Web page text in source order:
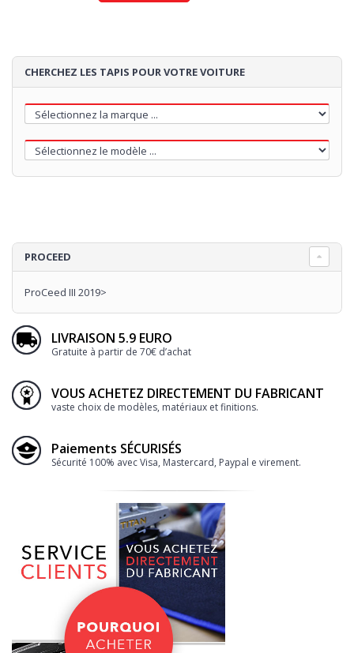
CHERCHEZ LES TAPIS POUR VOTRE VOITURE
PROCEED
ProCeed III 2019>
LIVRAISON 5.9 EURO
Gratuite à partir de 70€ d’achat
VOUS ACHETEZ DIRECTEMENT DU FABRICANT
vaste choix de modèles, matériaux et finitions.
Paiements SÉCURISÉS
Sécurité 100% avec Visa, Mastercard, Paypal e virement.